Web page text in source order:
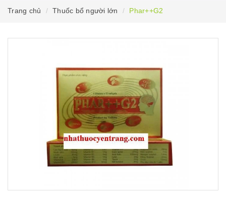
Trang chủ Thuốc bổ người lớn Phar++G2